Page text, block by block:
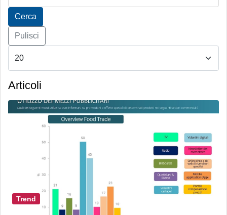
Cerca
Pulisci
Articoli
Trend